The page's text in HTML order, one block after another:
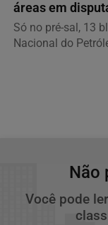
áreas em
Só no pré-sal, 13
Nacional do
Não
Você pode